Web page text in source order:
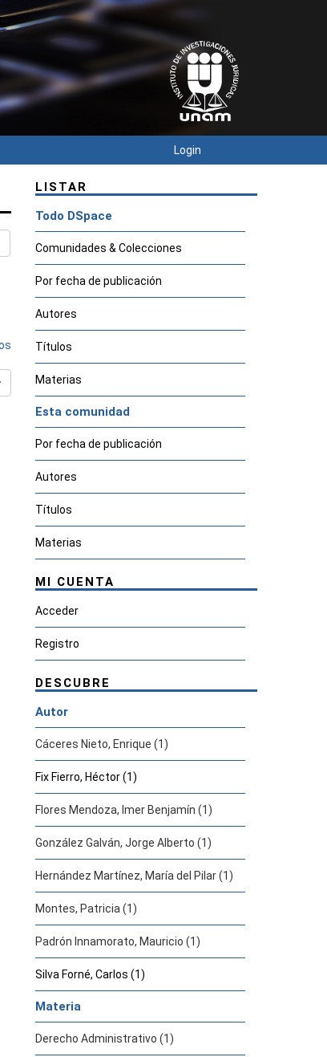
Login
LISTAR
Todo DSpace
Comunidades & Colecciones
Por fecha de publicación
Autores
Títulos
Materias
Esta comunidad
Por fecha de publicación
Autores
Títulos
Materias
MI CUENTA
Acceder
Registro
DESCUBRE
Autor
Cáceres Nieto, Enrique (1)
Fix Fierro, Héctor (1)
Flores Mendoza, Imer Benjamín (1)
González Galván, Jorge Alberto (1)
Hernández Martínez, María del Pilar (1)
Montes, Patricia (1)
Padrón Innamorato, Mauricio (1)
Silva Forné, Carlos (1)
Materia
Derecho Administrativo (1)